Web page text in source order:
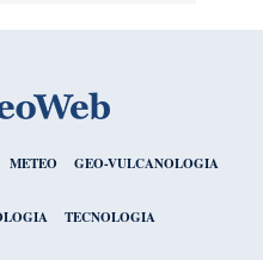
METEO GEO-VULCANOLOGIA
TECNOLOGIA